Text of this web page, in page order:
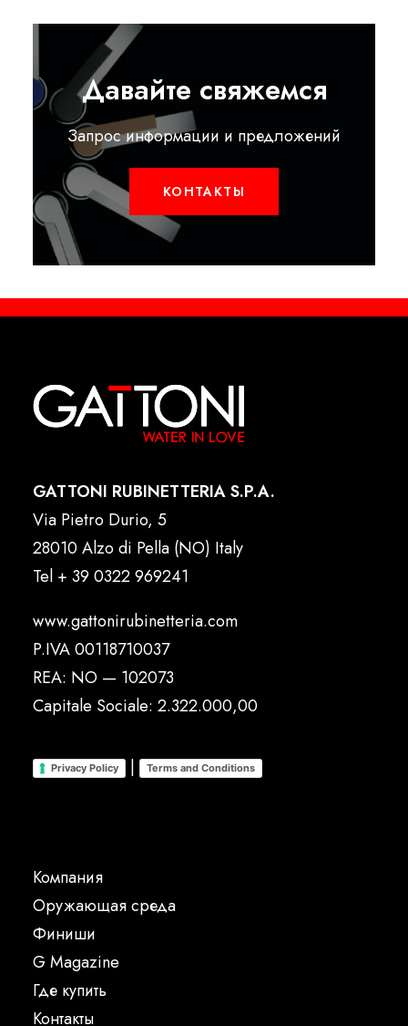
Давайте свяжемся
Запрос информации и предложений
КОНТАКТЫ
GATTONI RUBINETTERIA S.P.A.
Via Pietro Durio, 5
28010 Alzo di Pella (NO) Italy
Tel + 39 0322 969241
www.gattonirubinetteria.com
P.IVA 00118710037
REA: NO — 102073
Capitale Sociale: 2.322.000,00
Privacy Policy | Terms and Conditions
Компания
Oружающая среда
Финиши
G Magazine
Где купить
Контакты